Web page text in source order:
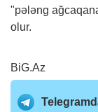
"pələng
olur.
BiG.Az